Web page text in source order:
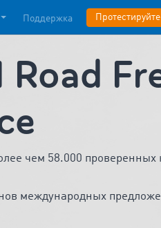
Поддержка
чем 58.000
международных